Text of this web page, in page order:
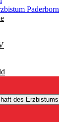
Paderborn
des Erzbistums